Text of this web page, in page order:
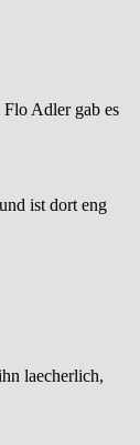
Adler gab es
ist dort eng
laecherlich,